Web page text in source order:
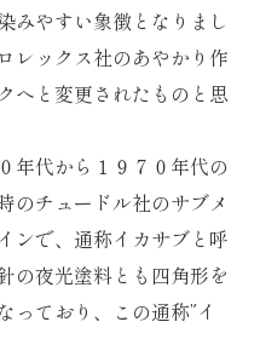
みやすい象徴となりまし
ックス社のあやかり作
へと変更されたものと思
年代から１９７０年代の
チュードル社のサブメ
ンで、通称イカサブと呼
の夜光塗料とも四角形を
っており、この通称”イ